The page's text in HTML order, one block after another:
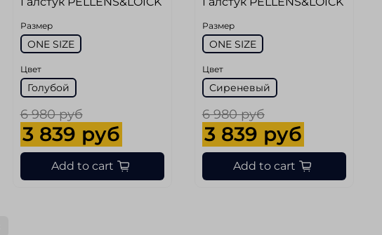
Размер
ONE SIZE
Цвет
Голубой
6 980 руб
3 839 руб
Add to cart
Размер
ONE SIZE
Цвет
Сиреневый
6 980 руб
3 839 руб
Add to cart